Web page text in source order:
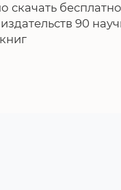
скачать
90